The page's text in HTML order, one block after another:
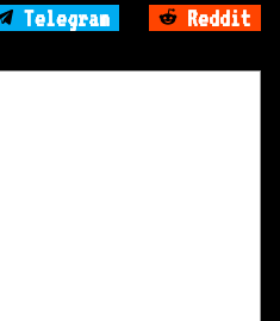
Telegram Reddit